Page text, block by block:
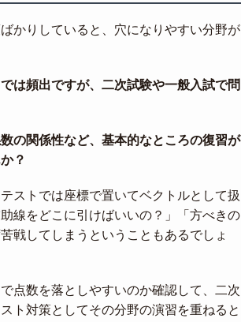
かりしていると、穴になりやすい分野が
は頻出ですが、二次試験や一般入試で問
の関係性など、基本的なところの復習が
？
ストでは座標で置いてベクトルとして扱
線をどこに引けばいいの？」「方べきの
してしまうということもあるでしょ
点数を落としやすいのか確認して、二次
ト対策としてその分野の演習を重ねると